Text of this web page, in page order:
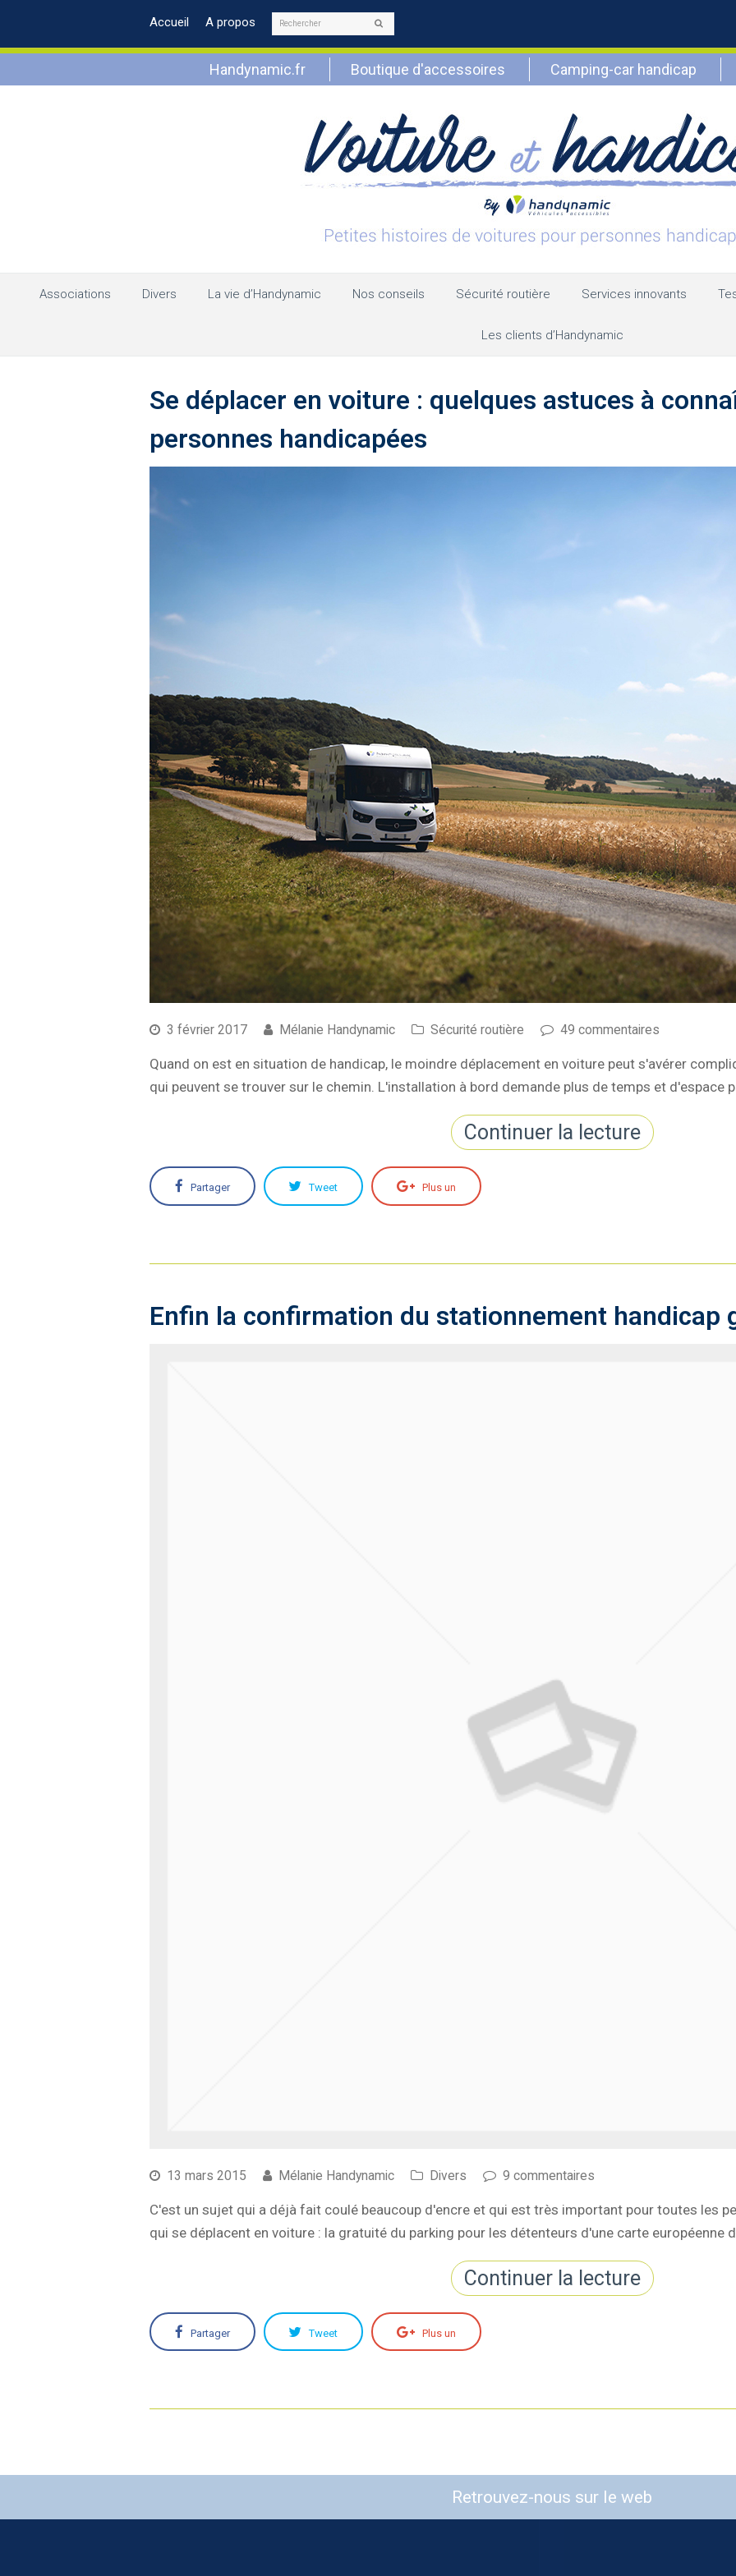
Accueil A propos Rechercher
Handynamic.fr Boutique d'accessoires Camping-car handicap
Associations Divers La vie d’Handynamic Nos conseils Sécurité routière Services innovants
Les clients d’Handynamic
Se déplacer en voiture : quelques astuces à
personnes handicapées
3 février 2017 Mélanie Handynamic Sécurité routière 49 commentaires
Quand on est en situation de handicap, le moindre déplacement en voiture peut s'avérer
qui peuvent se trouver sur le chemin. L'installation à bord demande plus de temps et
Continuer la lecture
Partager Tweet Plus un
Enfin la confirmation du stationnement handicap
13 mars 2015 Mélanie Handynamic Divers 9 commentaires
C'est un sujet qui a déjà fait coulé beaucoup d'encre et qui est très important pour toutes les
qui se déplacent en voiture : la gratuité du parking pour les détenteurs d'une carte européenne
Continuer la lecture
Partager Tweet Plus un
Retrouvez-nous sur le web